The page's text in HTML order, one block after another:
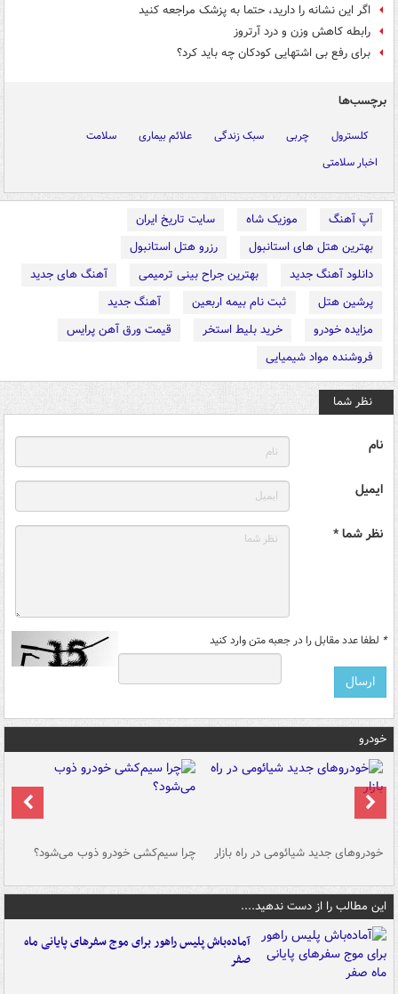
اگر این نشانه‌ را دارید، حتما به پزشک مراجعه کنید
رابطه کاهش وزن و درد آرتروز
برای رفع بی اشتهایی کودکان چه باید کرد؟
برچسب‌ها
کلسترول چربی سبک زندگی علائم بیماری
سلامت
اخبار سلامتی
آپ آهنگ موزیک شاه
سایت تاریخ ایران
بهترین هتل های استانبول
رزرو هتل استانبول
دانلود آهنگ جدید
بهترین جراح بینی ترمیمی
آهنگ های جدید
پرشین هتل
ثبت نام بیمه اربعین
آهنگ جدید
مزایده خودرو
خرید بلیط استخر
قیمت ورق آهن پرایس
فروشنده مواد شیمیایی
نظر شما
نام
ایمیل
نظر شما *
* لطفا عدد مقابل را در جعبه متن وارد کنید
خودرو
خودروهای جدید شیائومی در راه بازار چرا سیم‌کشی خودرو ذوب می‌شود؟
این مطالب را از دست ندهید....
آماده‌باش پلیس راهور برای موج سفرهای پایانی ماه
صفر